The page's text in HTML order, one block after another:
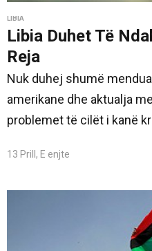
LIBIA
Libia Duhet Të
Reja
Nuk duhej shumë
amerikane dhe aktualja
problemet të cilët i kanë
13 Prill, E enjte